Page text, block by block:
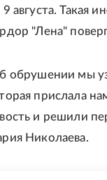
9 августа. Такая
"Лена"
обрушении мы
прислала
и решили
Николаева.